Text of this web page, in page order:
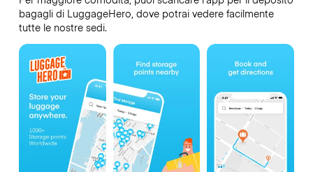
bagagli di LuggageHero, dove potrai vedere facilmente
tutte le nostre sedi.